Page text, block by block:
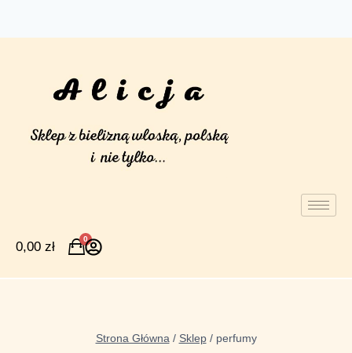
0,00 zł
0
Strona Główna / Sklep / perfumy